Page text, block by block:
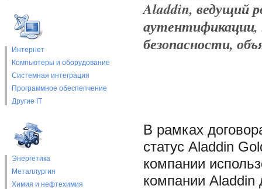
Интернет
Компьютеры и оборудование
Системная интеграция
Программное обеспепчение
Другие IT
Энергетика
Металлургия
Химия и нефтехимия
Aladdin, ведущий
аутентификации,
безопасности,
В рамках
статус Aladdin
компании
компании Aladdin